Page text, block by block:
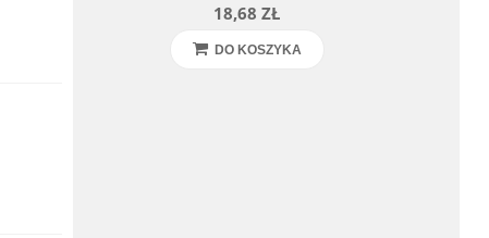
18,68 ZŁ
DO KOSZYKA